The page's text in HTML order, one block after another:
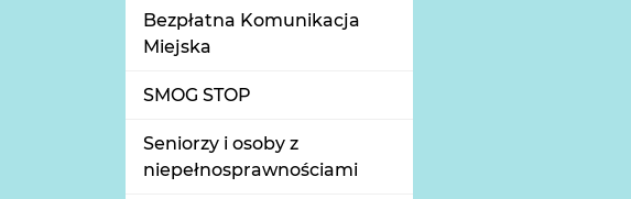
Bezpłatna Komunikacja
Miejska
SMOG STOP
Seniorzy i osoby z
niepełnosprawnościami